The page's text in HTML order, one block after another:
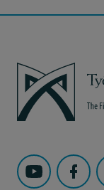
Seuraa